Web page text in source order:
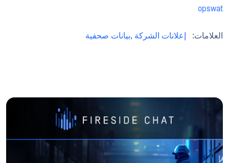
opswat
العلامات: إعلانات الشركة ,بيانات صحفية